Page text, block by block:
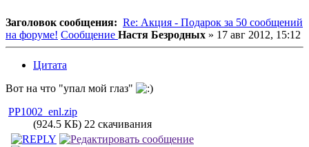
Заголовок сообщения: Re: Акция - Подарок за 50 сообщений
на форуме! Сообщение Настя Безродных » 17 авг 2012, 15:12
Цитата
Вот на что "упал мой глаз"
PP1002_enl.zip
(924.5 КБ) 22 скачивания